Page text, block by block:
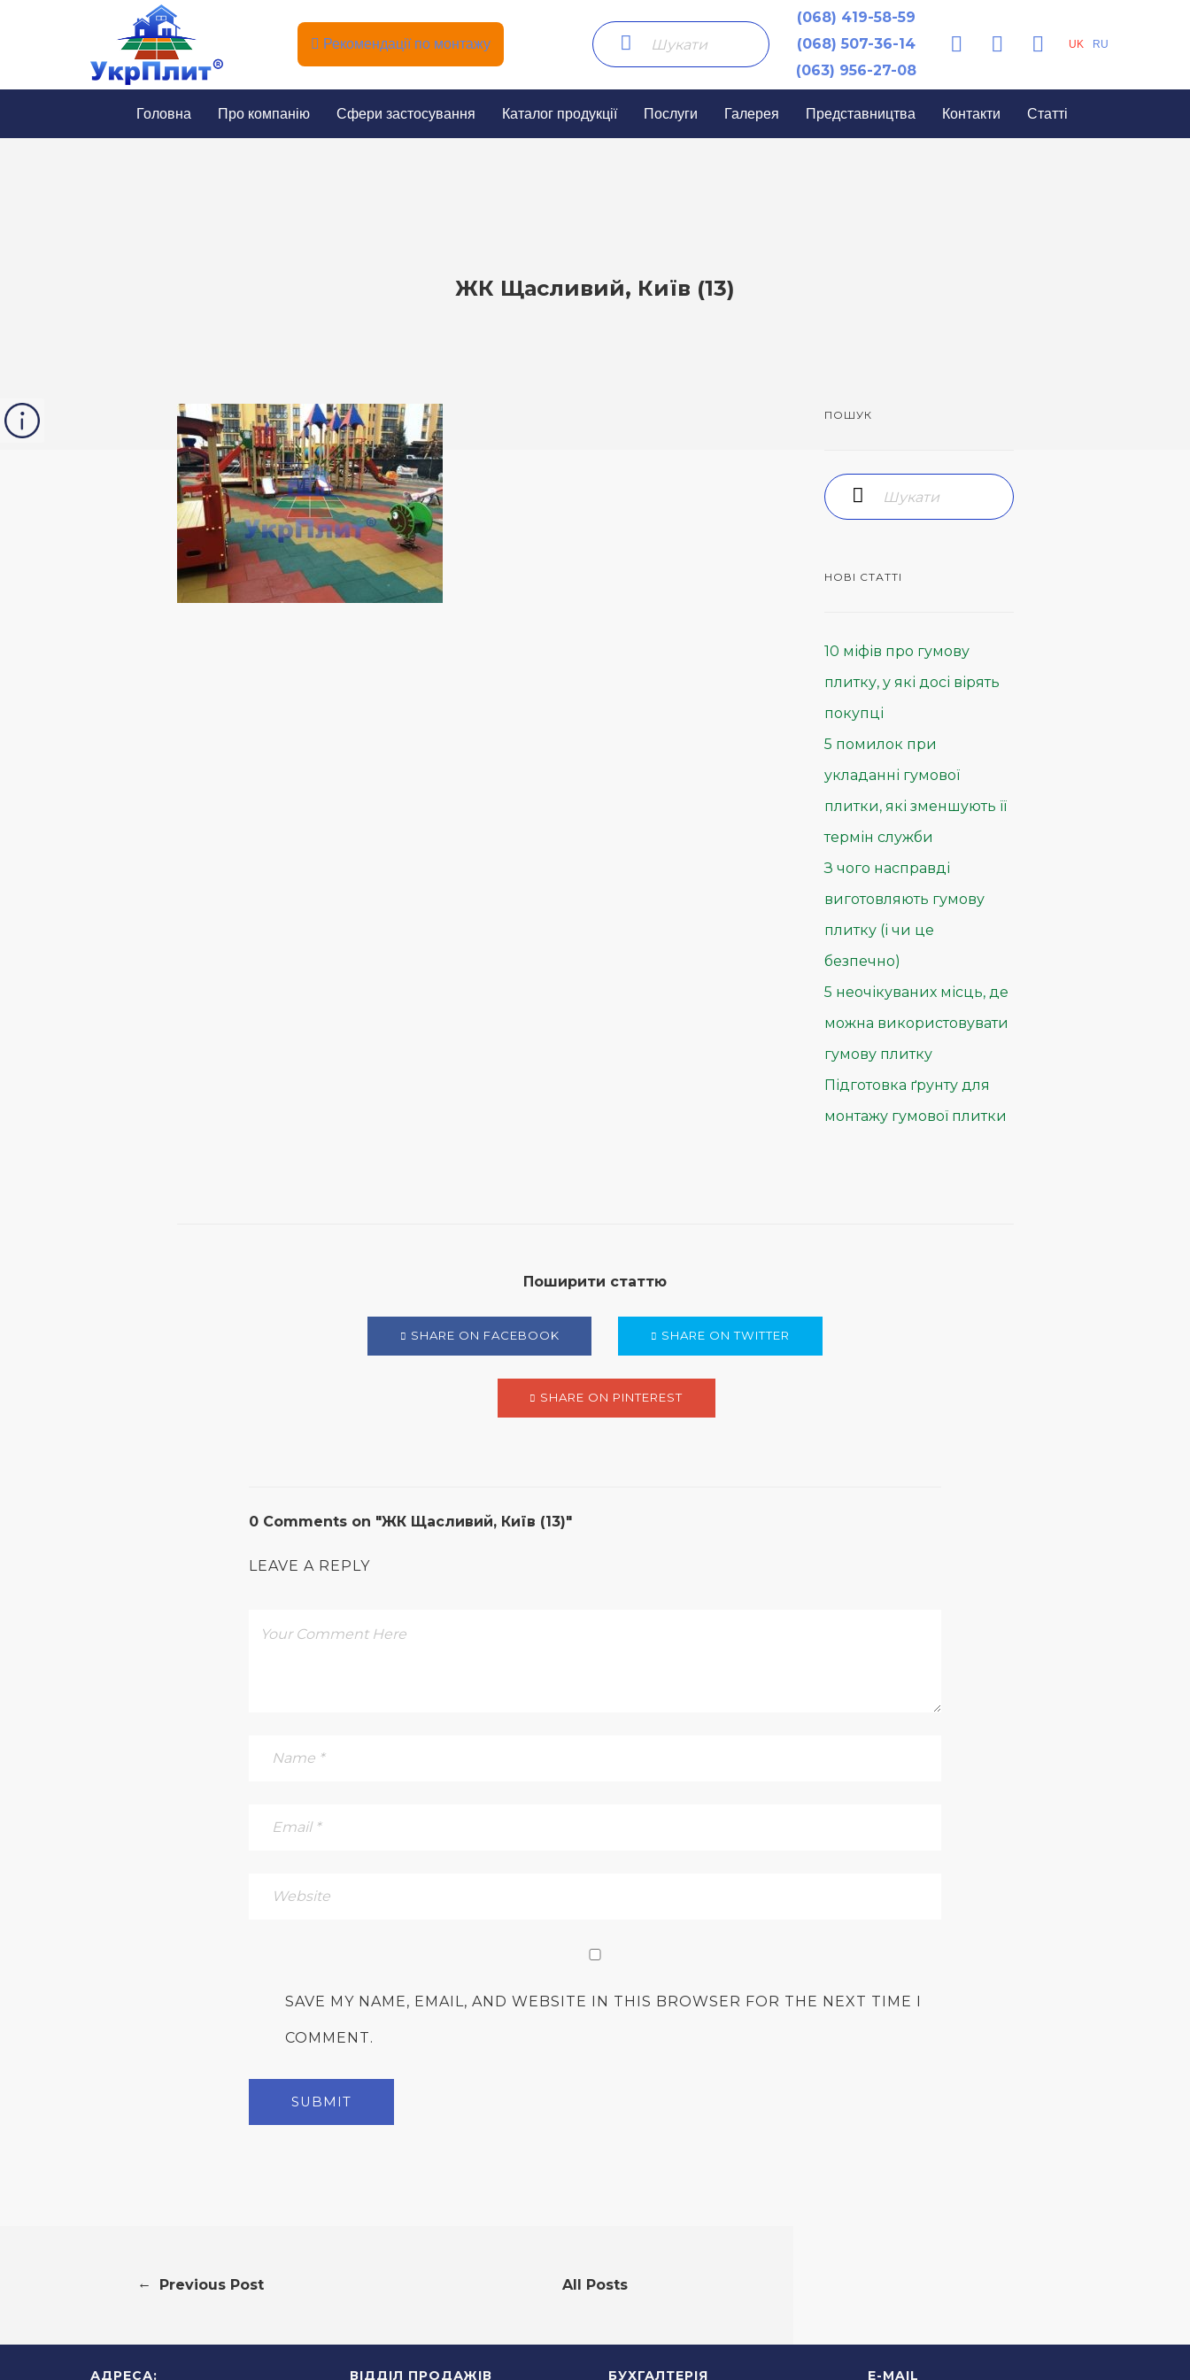
Рекомендації по монтажу
(068) 419-58-59
(068) 507-36-14
(063) 956-27-08
UK RU
Головна Про компанію Сфери застосування Каталог продукції Послуги Галерея Представництва Контакти Статті
ЖК Щасливий, Київ (13)
ПОШУК
НОВІ СТАТТІ
10 міфів про гумову
плитку, у які досі вірять
покупці
5 помилок при
укладанні гумової
плитки, які зменшують її
термін служби
З чого насправді
виготовляють гумову
плитку (і чи це
безпечно)
5 неочікуваних місць, де
можна використовувати
гумову плитку
Підготовка ґрунту для
монтажу гумової плитки
Поширити статтю
SHARE ON FACEBOOK SHARE ON TWITTER
SHARE ON PINTEREST
0 Comments on "ЖК Щасливий, Київ (13)"
LEAVE A REPLY
SAVE MY NAME, EMAIL, AND WEBSITE IN THIS BROWSER FOR THE NEXT TIME I
COMMENT.
← Previous Post All Posts
АДРЕСА: ВІДДІЛ ПРОДАЖІВ БУХГАЛТЕРІЯ E-MAIL